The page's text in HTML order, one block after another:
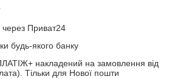
Приват24
будь-якого банку
накладений на замовлення від
Тільки для Нової пошти